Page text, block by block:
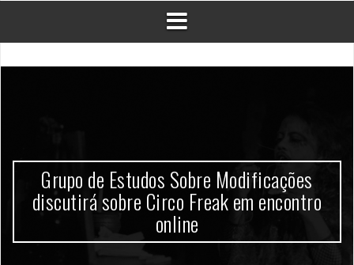
Grupo de Estudos Sobre Modificações
discutirá sobre Circo Freak em encontro
online